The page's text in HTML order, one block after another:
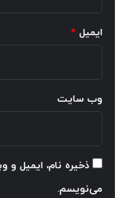
ایمیل *
وب‌ سایت
ذخیره نام، ایمیل و
می‌نویسم.